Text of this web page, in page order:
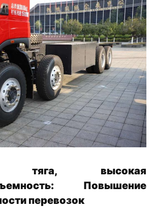
тяга, высокая
Повышение
перевозок​